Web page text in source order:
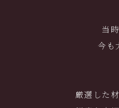
当
今も
厳選した